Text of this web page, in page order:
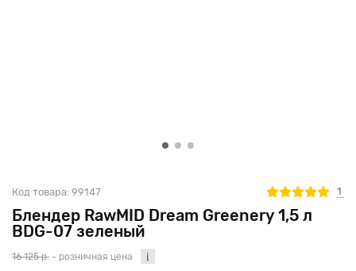
Блендер RawMID Dream Greenery 1,5 л
BDG-07 зеленый
Код товара: 99147 1
16 125 р. - розничная цена